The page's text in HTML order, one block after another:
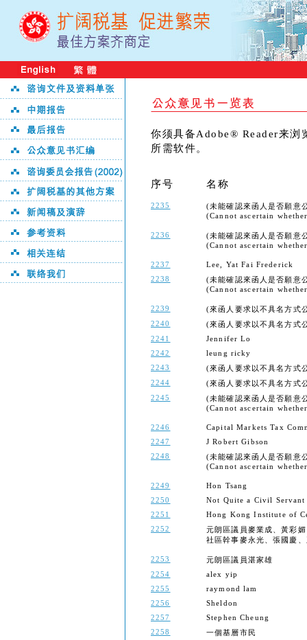
你须具备Adobe® Reader来浏
所需软件。
序号 名称
2235
(未能確認來函人是否願意
(Cannot ascertain
2236
(未能確認來函人是否願意
(Cannot ascertain
2237
Lee, Yat Fai Frederick
2238
(未能確認來函人是否願意
(Cannot ascertain
2239
(來函人要求以不具名方
2240
(來函人要求以不具名方
2241
Jennifer Lo
2242
leung ricky
2243
(來函人要求以不具名方
2244
(來函人要求以不具名方
2245
(未能確認來函人是否願意
(Cannot ascertain
2246
Capital Markets Tax
2247
J Robert Gibson
2248
(未能確認來函人是否願意
(Cannot ascertain
2249
Hon Tsang
2250
Not Quite a Civil Servant
2251
Hong Kong Institute of
2252
元朗區議員麥業成、黃彩
社區幹事麥永光、張國慶
2253
元朗區議員湛家雄
2254
alex yip
2255
raymond lam
2256
Sheldon
2257
Stephen Cheung
2258
一個基層市民